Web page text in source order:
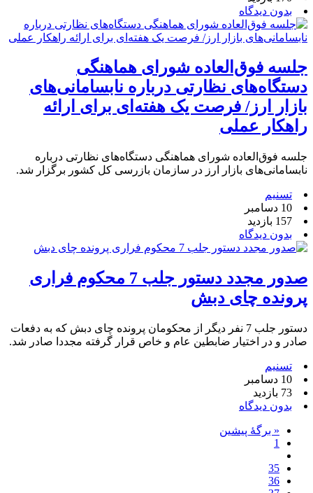
بدون دیدگاه
جلسه فوق‌العاده شورای هماهنگی
دستگاه‌های نظارتی درباره نابسامانی‌های
بازار ارز/ فرصت یک هفته‌ای برای ارائه
راهکار عملی
جلسه فوق‌العاده شورای هماهنگی دستگاه‌های نظارتی درباره
نابسامانی‌های بازار ارز در سازمان بازرسی کل کشور برگزار شد.
تسنیم
10 دسامبر
157 بازدید
بدون دیدگاه
صدور مجدد دستور جلب 7 محکوم فراری
پرونده چای دبش
دستور جلب 7 نفر دیگر از محکومان پرونده چای دبش که به دفعات
صادر و در اختیار ضابطین عام و خاص قرار گرفته مجددا صادر شد.
تسنیم
10 دسامبر
73 بازدید
بدون دیدگاه
« برگه‌ٔ پیشین
1
35
36